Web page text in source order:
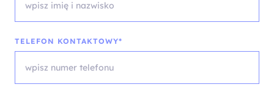
TELEFON KONTAKTOWY*